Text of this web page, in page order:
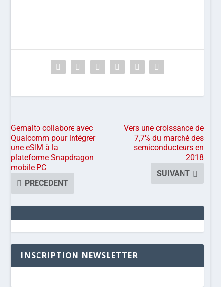
Gemalto collabore avec
Qualcomm pour intégrer
une eSIM à la
plateforme Snapdragon
mobile PC
PRÉCÉDENT
Vers une croissance de
7,7% du marché des
semiconducteurs en
2018
SUIVANT
INSCRIPTION NEWSLETTER